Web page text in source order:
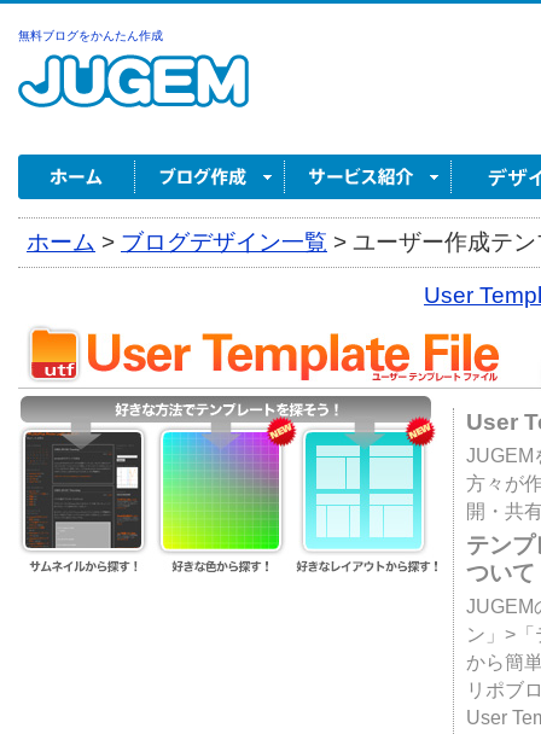
無料ブログをかんたん作成
ホーム > ブログデザイン一覧 > ユーザー作成テ
User
User
JUGEM
方々が
開・共
テン
ついて
JUGEM
ン」>
から簡
リポブ
User